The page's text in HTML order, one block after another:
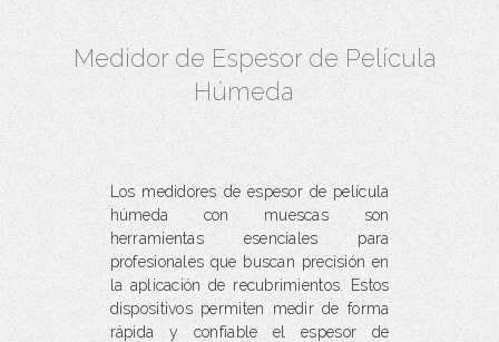
Medidor de Espesor de Película
Húmeda
Los medidores de espesor de película
húmeda con muescas son
herramientas esenciales para
profesionales que buscan precisión en
la aplicación de recubrimientos. Estos
dispositivos permiten medir de forma
rápida y confiable el espesor de